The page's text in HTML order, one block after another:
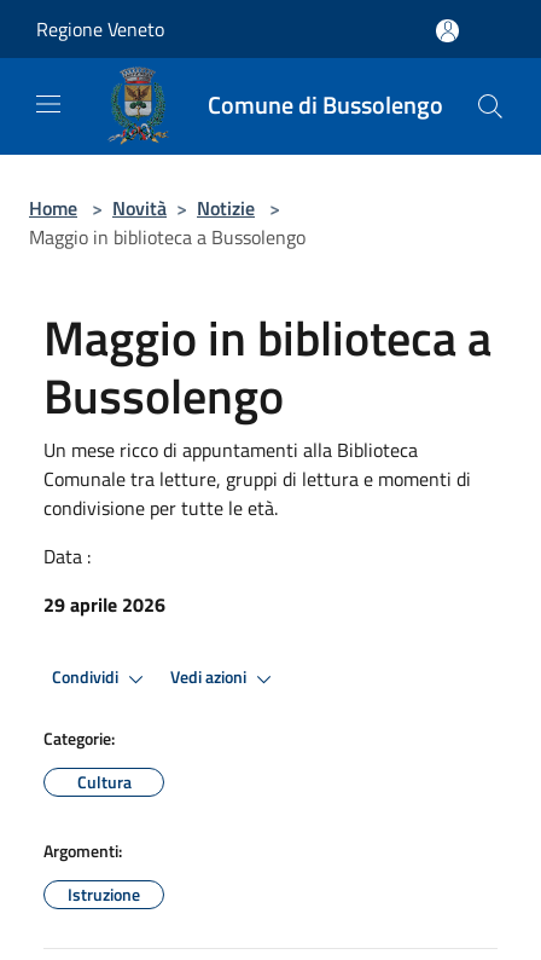
Regione Veneto
Comune di Bussolengo
Home > Novità > Notizie >
Maggio in biblioteca a Bussolengo
Maggio in biblioteca a
Bussolengo
Un mese ricco di appuntamenti alla Biblioteca
Comunale tra letture, gruppi di lettura e momenti di
condivisione per tutte le età.
Data :
29 aprile 2026
Condividi Vedi azioni
Categorie:
Cultura
Argomenti:
Istruzione